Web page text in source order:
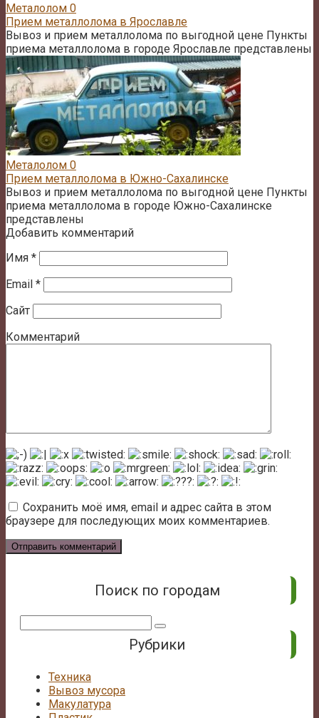
Металолом 0
Прием металлолома в Ярославле
Вывоз и прием металлолома по выгодной цене Пункты
приема металлолома в городе Ярославле представлены
Металолом 0
Прием металлолома в Южно-Сахалинске
Вывоз и прием металлолома по выгодной цене Пункты
приема металлолома в городе Южно-Сахалинске
представлены
Добавить комментарий
Имя *
Email *
Сайт
Комментарий
Сохранить моё имя, email и адрес сайта в этом
браузере для последующих моих комментариев.
Поиск по городам
Рубрики
Техника
Вывоз мусора
Макулатура